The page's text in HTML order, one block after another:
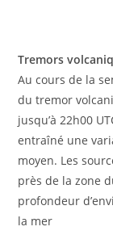
Tremors
Au cours de la
du tremor
jusqu’à 22h00
entraîné une
moyen. Les
près de la zone
profondeur
la mer